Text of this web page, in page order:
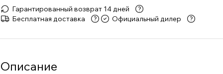
Гарантированный возврат 14 дней
Бесплатная доставка
Официальный дилер
Описание